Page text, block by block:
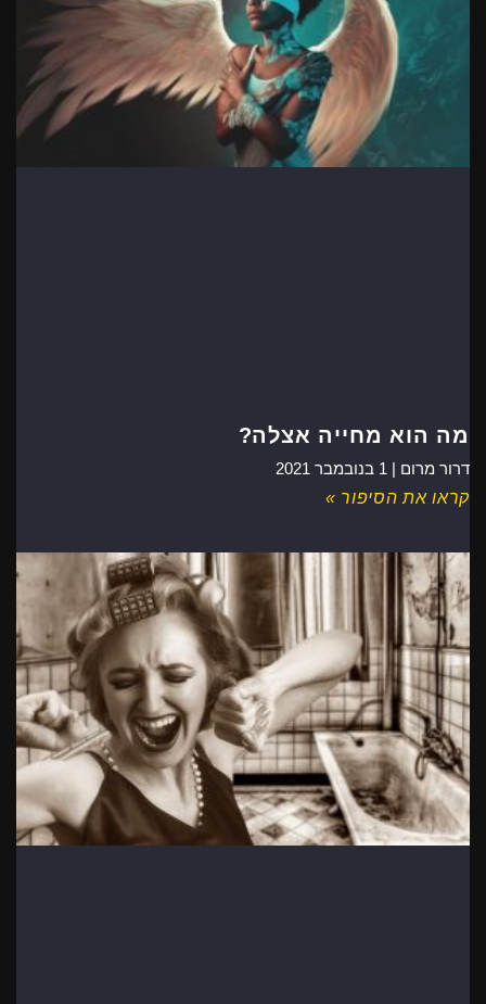
מה הוא מחייה אצלה?
דרור מרום | 1 בנובמבר 2021
קראו את הסיפור »